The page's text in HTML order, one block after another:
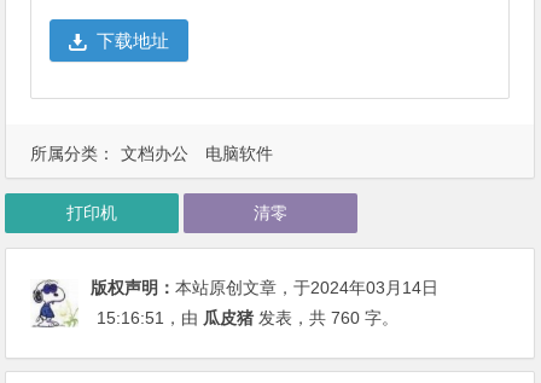
下载地址
所属分类： 文档办公 电脑软件
打印机 清零
版权声明：本站原创文章，于2024年03月14日
15:16:51 ，由 瓜皮猪 发表，共 760 字。